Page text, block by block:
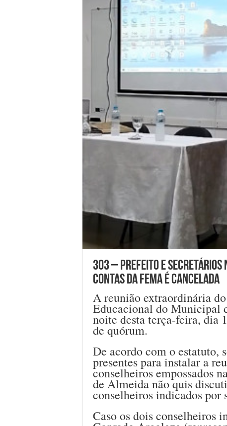
303 – Prefeito e secretários
contas da FEMA é cancelada
A reunião extraordinária
Educacional do Municipal
noite desta terça-feira, dia
de quórum.
De acordo com o estatuto,
presentes para instalar a
conselheiros empossados
de Almeida não quis
conselheiros indicados por
Caso os dois conselheiros